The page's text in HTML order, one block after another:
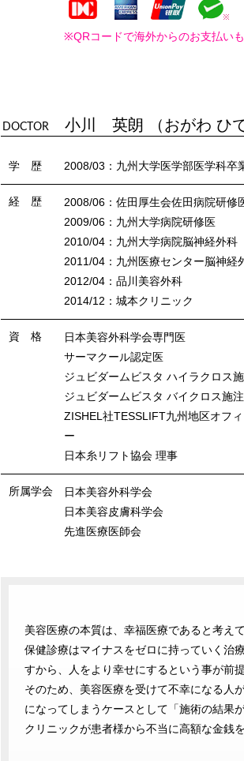
※QRコードで海外からのお支払い
DOCTOR 小川 英朗 （おがわ ひで
学 歴 2008/03：九州大学医学部医学科卒
経 歴
2008/06：佐田厚生会佐田病院研修
2009/06：九州大学病院研修医
2010/04：九州大学病院脳神経外科
2011/04：九州医療センター脳神経
2012/04：品川美容外科
2014/12：城本クリニック
資 格
日本美容外科学会専門医
サーマクール認定医
ジュビダームビスタ ハイラクロス
ジュビダームビスタ バイクロス施
ZISHEL社TESSLIFT九州地区オフ
ー
日本糸リフト協会 理事
所属学会
日本美容外科学会
日本美容皮膚科学会
先進医療医師会
美容医療の本質は、幸福医療であると考えて
保健診療はマイナスをゼロに持っていく治
すから、人をより幸せにするという事が前提
そのため、美容医療を受けて不幸になる人
になってしまうケースとして「施術の結果
クリニックが患者様から不当に高額な金銭